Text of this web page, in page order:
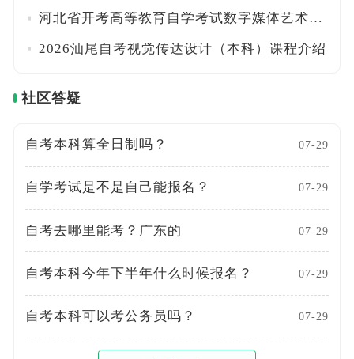
河北省开考高等教育自学考试数字媒体艺术（本科）专业的公告
2026汕尾自考视觉传达设计（本科）课程介绍
社区答疑
自考本科算全日制吗？ 07-29
自学考试是不是自己能报名？ 07-29
自考去哪里能考？广东的 07-29
自考本科今年下半年什么时候报名？ 07-29
自考本科可以考公务员吗？ 07-29